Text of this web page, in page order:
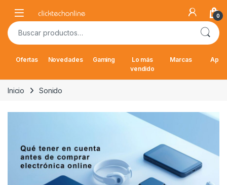
Open 0
Buscar por:
Ofertas Novedades Gaming
Lo más
vendido
Marcas
Inicio Sonido